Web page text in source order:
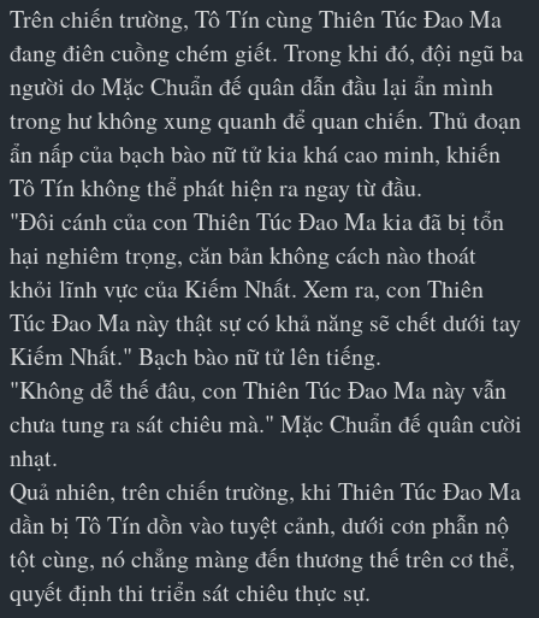
Trên chiến trường, Tô Tín cùng Thiên Túc Đao Ma
đang điên cuồng chém giết. Trong khi đó, đội ngũ ba
người do Mặc Chuẩn đế quân dẫn đầu lại ẩn mình
trong hư không xung quanh để quan chiến. Thủ đoạn
ẩn nấp của bạch bào nữ tử kia khá cao minh, khiến
Tô Tín không thể phát hiện ra ngay từ đầu.
"Đôi cánh của con Thiên Túc Đao Ma kia đã bị tổn
hại nghiêm trọng, căn bản không cách nào thoát
khỏi lĩnh vực của Kiếm Nhất. Xem ra, con Thiên
Túc Đao Ma này thật sự có khả năng sẽ chết dưới tay
Kiếm Nhất." Bạch bào nữ tử lên tiếng.
"Không dễ thế đâu, con Thiên Túc Đao Ma này vẫn
chưa tung ra sát chiêu mà." Mặc Chuẩn đế quân cười
nhạt.
Quả nhiên, trên chiến trường, khi Thiên Túc Đao Ma
dần bị Tô Tín dồn vào tuyệt cảnh, dưới cơn phẫn nộ
tột cùng, nó chẳng màng đến thương thế trên cơ thể,
quyết định thi triển sát chiêu thực sự.